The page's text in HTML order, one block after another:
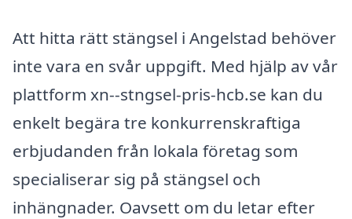
Att hitta rätt stängsel i Angelstad behöver
inte vara en svår uppgift. Med hjälp av vår
plattform xn--stngsel-pris-hcb.se kan du
enkelt begära tre konkurrenskraftiga
erbjudanden från lokala företag som
specialiserar sig på stängsel och
inhängnader. Oavsett om du letar efter